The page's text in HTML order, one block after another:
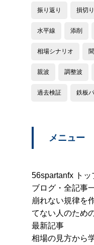
振り返り 損切り
水平線 添削
相場シナリオ
親波 調整波
過去検証 鉄板
メニュー
56spartanfx トッ
ブログ・全記事
崩れない規律を
てない人のため
最新記事
相場の見方から